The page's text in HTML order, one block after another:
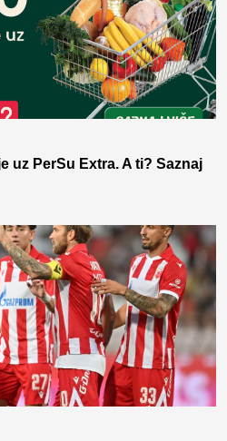
uz PerSu Extra. A ti? Saznaj